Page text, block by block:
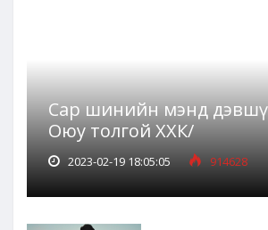
Сар шинийн мэнд
Оюу толгой ХХК/
2023-02-19 18:05:05 914628